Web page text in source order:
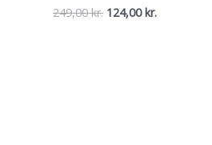
249,00kr. Den
124,00 kr.Den